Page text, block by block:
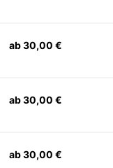
ab 30,00 €
ab 30,00 €
ab 30,00 €